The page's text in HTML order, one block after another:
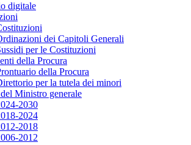
digitale
dei Capitoli Generali
per le Costituzioni
della Procura
della Procura
per la tutela dei minori
Ministro generale
2030
2024
2018
2012